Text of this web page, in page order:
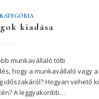
kiadása
munkavállaló tölti
hogy a munkavállaló vagy a
Hogyan vehető ki
A leggyakoribb…